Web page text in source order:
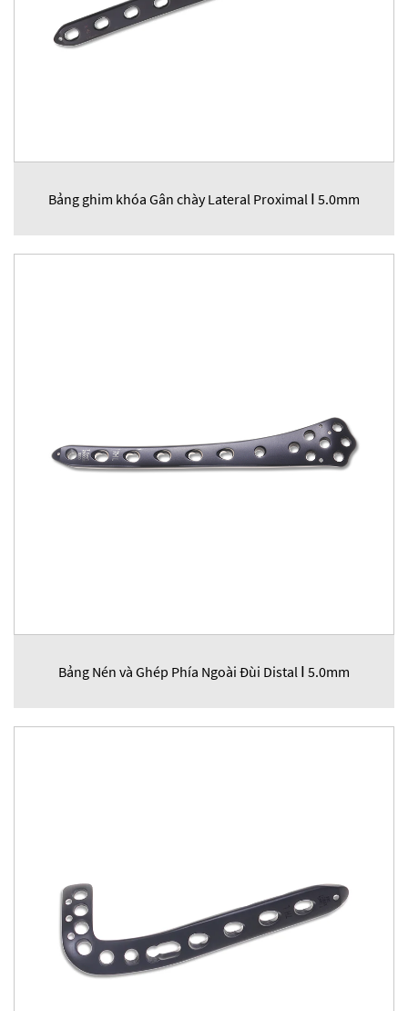
Bảng ghim khóa Gân chày Lateral Proximal Ⅰ 5.0mm
Bảng Nén và Ghép Phía Ngoài Đùi Distal Ⅰ 5.0mm